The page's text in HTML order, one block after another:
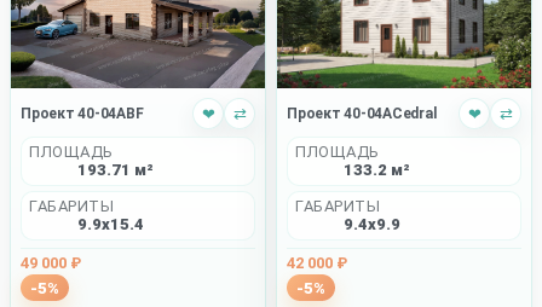
Проект 40-04ABF ❤ ⇄
ПЛОЩАДЬ
193.71 м²
ГАБАРИТЫ
9.9x15.4
49 000 ₽
-5%
Проект 40-04ACedral ❤ ⇄
ПЛОЩАДЬ
133.2 м²
ГАБАРИТЫ
9.4x9.9
42 000 ₽
-5%